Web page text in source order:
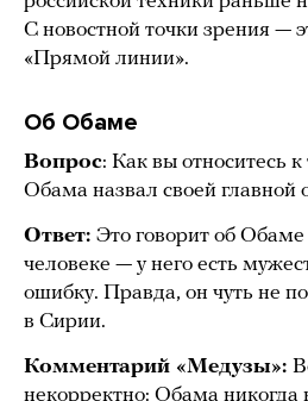
С новостной точки зрения —
«Прямой линии».
Об Обаме
Вопрос: Как вы относитесь
Обама назвал своей
Ответ: Это говорит об
человеке — у него есть
ошибку. Правда, он чуть не
в Сирии.
Комментарий «Медузы»:
некорректно: Обама никогда